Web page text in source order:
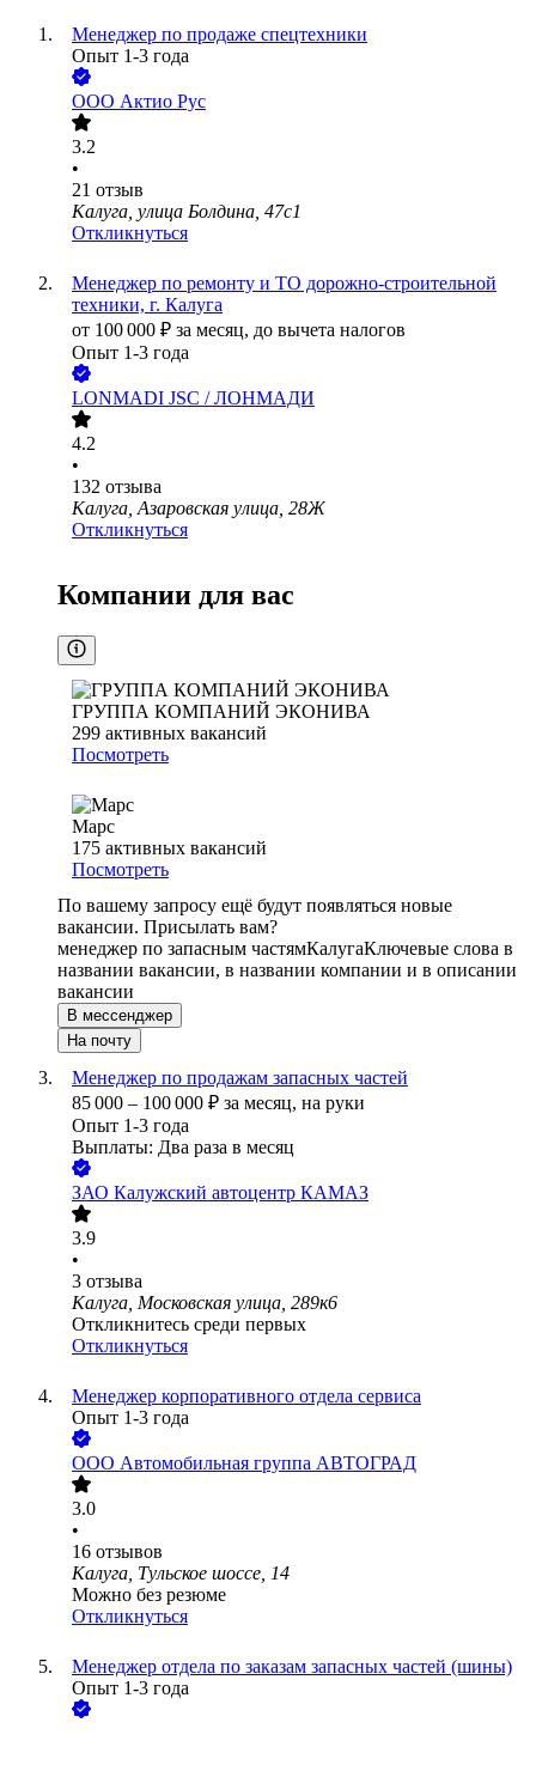
Менеджер по продаже спецтехники
Опыт 1-3 года
ООО Актио Рус
3.2
•
21 отзыв
Калуга, улица Болдина, 47с1
Откликнуться
Менеджер по ремонту и ТО дорожно-строительной
техники, г. Калуга
от 100 000 ₽ за месяц, до вычета налогов
Опыт 1-3 года
LONMADI JSC / ЛОНМАДИ
4.2
•
132 отзыва
Калуга, Азаровская улица, 28Ж
Откликнуться
Компании для вас
ГРУППА КОМПАНИЙ ЭКОНИВА
299 активных вакансий
Посмотреть
Марс
175 активных вакансий
Посмотреть
По вашему запросу ещё будут появляться новые
вакансии. Присылать вам?
менеджер по запасным частямКалугаКлючевые слова в
названии вакансии, в названии компании и в описании
вакансии
В мессенджер
На почту
Менеджер по продажам запасных частей
85 000 – 100 000 ₽ за месяц, на руки
Опыт 1-3 года
Выплаты: Два раза в месяц
ЗАО Калужский автоцентр КАМАЗ
3.9
•
3 отзыва
Калуга, Московская улица, 289к6
Откликнитесь среди первых
Откликнуться
Менеджер корпоративного отдела сервиса
Опыт 1-3 года
ООО Автомобильная группа АВТОГРАД
3.0
•
16 отзывов
Калуга, Тульское шоссе, 14
Можно без резюме
Откликнуться
Менеджер отдела по заказам запасных частей (шины)
Опыт 1-3 года